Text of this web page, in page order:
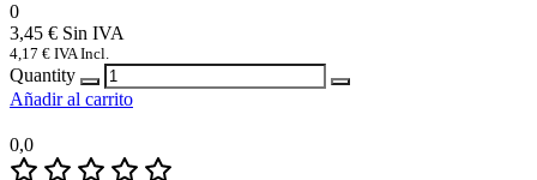
0
3,45 €
4,17 € IVA Incl.
Quantity
Añadir al carrito
0,0